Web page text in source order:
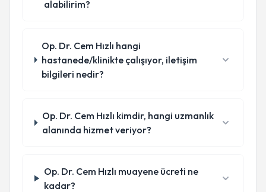
alabilirim?
Op. Dr. Cem Hızlı hangi
hastanede/klinikte çalışıyor, iletişim
bilgileri nedir?
Op. Dr. Cem Hızlı kimdir, hangi uzmanlık
alanında hizmet veriyor?
Op. Dr. Cem Hızlı muayene ücreti ne
kadar?